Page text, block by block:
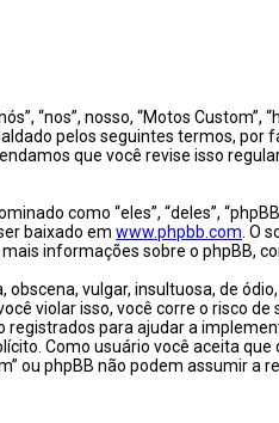
“nos”, nosso, “Motos
pelos seguintes termos,
que você revise isso
como “eles”, “deles”,
baixado em www.phpbb.com . O
informações sobre o phpBB,
vulgar, insultuosa, de
violar isso, você corre o risco
para ajudar a
Como usuário você aceita
ou phpBB não podem assumir